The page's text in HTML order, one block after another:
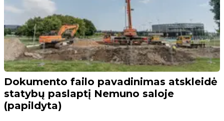
Dokumento failo pavadinimas atskleidė
statybų paslaptį Nemuno saloje
(papildyta)